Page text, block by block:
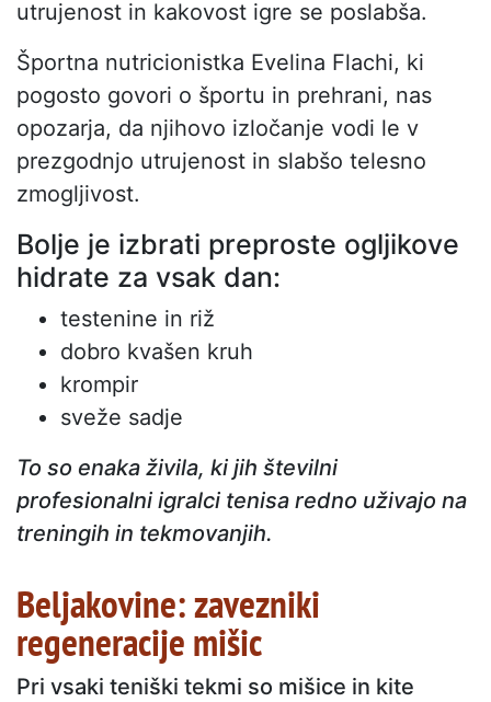
utrujenost in kakovost igre se poslabša.
Športna nutricionistka Evelina Flachi, ki
pogosto govori o športu in prehrani, nas
opozarja, da njihovo izločanje vodi le v
prezgodnjo utrujenost in slabšo telesno
zmogljivost.
Bolje je izbrati preproste ogljikove
hidrate za vsak dan:
testenine in riž
dobro kvašen kruh
krompir
sveže sadje
To so enaka živila, ki jih številni
profesionalni igralci tenisa redno uživajo na
treningih in tekmovanjih.
Beljakovine: zavezniki
regeneracije mišic
Pri vsaki teniški tekmi so mišice in kite